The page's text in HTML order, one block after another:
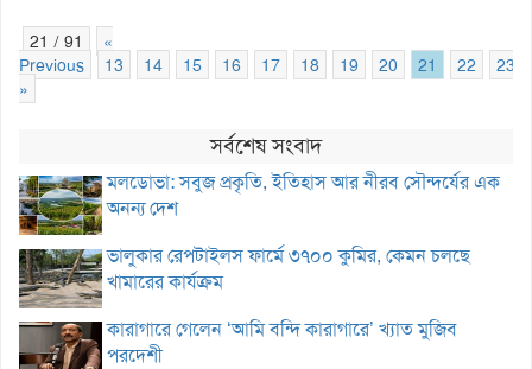
21 / 91
«
Previous
13 14 15 16 17 18 19 20 21 22
23
»
সর্বশেষ সংবাদ
মলডোভা: সবুজ প্রকৃতি, ইতিহাস আর নীরব সৌন্দর্যের এক
অনন্য দেশ
ভালুকার রেপটাইলস ফার্মে ৩৭০০ কুমির, কেমন চলছে
খামারের কার্যক্রম
কারাগারে গেলেন ‘আমি বন্দি কারাগারে’ খ্যাত মুজিব
পরদেশী